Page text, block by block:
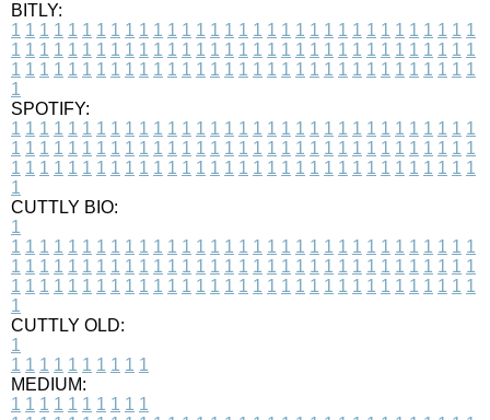
BITLY:
1 1 1 1 1 1 1 1 1 1 1 1 1 1 1 1 1 1 1 1 1 1 1 1 1 1 1 1 1 1 1 1 1
1 1 1 1 1 1 1 1 1 1 1 1 1 1 1 1 1 1 1 1 1 1 1 1 1 1 1 1 1 1 1 1 1
1 1 1 1 1 1 1 1 1 1 1 1 1 1 1 1 1 1 1 1 1 1 1 1 1 1 1 1 1 1 1 1 1
1
SPOTIFY:
1 1 1 1 1 1 1 1 1 1 1 1 1 1 1 1 1 1 1 1 1 1 1 1 1 1 1 1 1 1 1 1 1
1 1 1 1 1 1 1 1 1 1 1 1 1 1 1 1 1 1 1 1 1 1 1 1 1 1 1 1 1 1 1 1 1
1 1 1 1 1 1 1 1 1 1 1 1 1 1 1 1 1 1 1 1 1 1 1 1 1 1 1 1 1 1 1 1 1
1
CUTTLY BIO:
1
1 1 1 1 1 1 1 1 1 1 1 1 1 1 1 1 1 1 1 1 1 1 1 1 1 1 1 1 1 1 1 1 1
1 1 1 1 1 1 1 1 1 1 1 1 1 1 1 1 1 1 1 1 1 1 1 1 1 1 1 1 1 1 1 1 1
1 1 1 1 1 1 1 1 1 1 1 1 1 1 1 1 1 1 1 1 1 1 1 1 1 1 1 1 1 1 1 1 1
1
CUTTLY OLD:
1
1 1 1 1 1 1 1 1 1 1
MEDIUM:
1 1 1 1 1 1 1 1 1 1